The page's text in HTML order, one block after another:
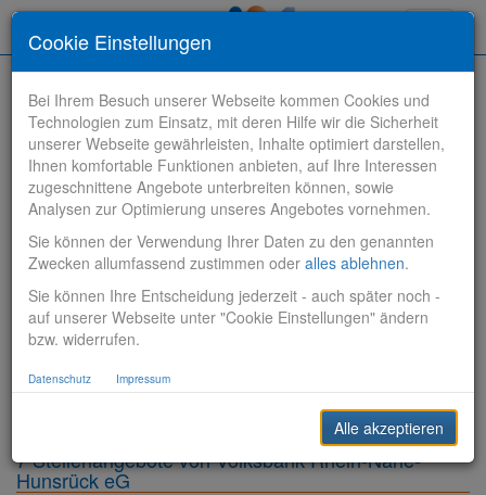
Stelle finden
Vertriebsbank
Produktionsbank
Sonstiges
7 Stellenangebote von Volksbank Rhein-Nahe-
Hunsrück eG
Cookie Einstellungen
Bei Ihrem Besuch unserer Webseite kommen Cookies und
Technologien zum Einsatz, mit deren Hilfe wir die Sicherheit
unserer Webseite gewährleisten, Inhalte optimiert darstellen,
Ihnen komfortable Funktionen anbieten, auf Ihre Interessen
zugeschnittene Angebote unterbreiten können, sowie
Analysen zur Optimierung unseres Angebotes vornehmen.
Sie können der Verwendung Ihrer Daten zu den genannten
Zwecken allumfassend zustimmen oder alles ablehnen.
Sie können Ihre Entscheidung jederzeit - auch später noch -
auf unserer Webseite unter "Cookie Einstellungen" ändern
bzw. widerrufen.
Datenschutz Impressum
Alle akzeptieren